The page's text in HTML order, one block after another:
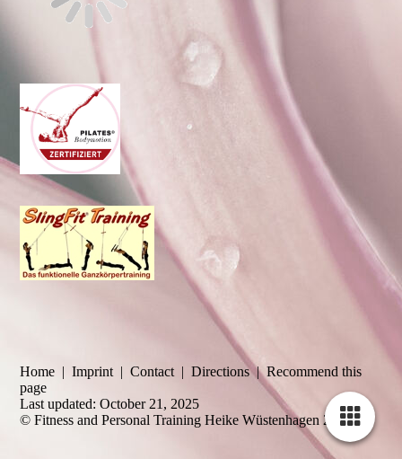
Home |Imprint |Contact |Directions|Recommend this
page
Last updated: October 21, 2025
© Fitness and Personal Training Heike Wüstenhagen 2025